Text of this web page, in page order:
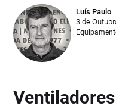
Luís Paulo
3 de